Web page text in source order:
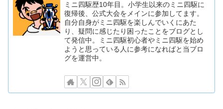
ミニ四駆歴10年目。小学生以来のミニ四駆に
復帰後、公式大会をメインに参加してます。
自分自身がミニ四駆を楽しんでいくにあた
り、疑問に感じたり困ったことをブログとし
て発信中。ミニ四駆初心者やミニ四駆を始め
ようと思っている人に参考になればと当ブロ
グを運営中。